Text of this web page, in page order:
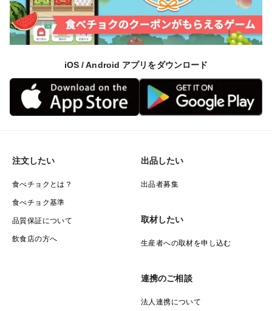
iOS / Android アプリをダウンロード
注文したい
食べチョクとは？
食べチョク基準
品質保証について
飲食店の方へ
出品したい
出品者募集
取材したい
生産者への取材を申し込む
連携のご相談
法人連携について